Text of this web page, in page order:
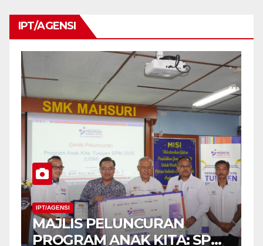
IPT/AGENSI
AGENSI
PELUNCURAN
ANAK KITA: SPM
IPT/AGENSI